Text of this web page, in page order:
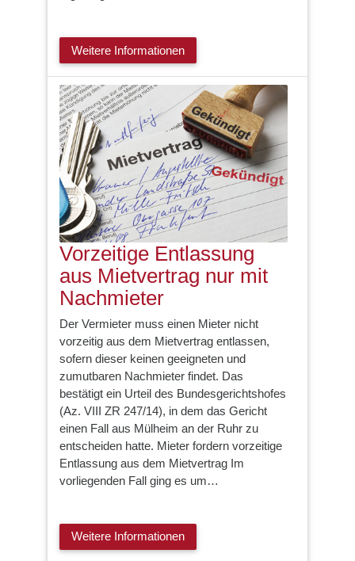
Weitere Informationen
Vorzeitige Entlassung
aus Mietvertrag nur mit
Nachmieter
Der Vermieter muss einen Mieter nicht
vorzeitig aus dem Mietvertrag entlassen,
sofern dieser keinen geeigneten und
zumutbaren Nachmieter findet. Das
bestätigt ein Urteil des Bundesgerichtshofes
(Az. VIII ZR 247/14), in dem das Gericht
einen Fall aus Mülheim an der Ruhr zu
entscheiden hatte. Mieter fordern vorzeitige
Entlassung aus dem Mietvertrag Im
vorliegenden Fall ging es um…
Weitere Informationen